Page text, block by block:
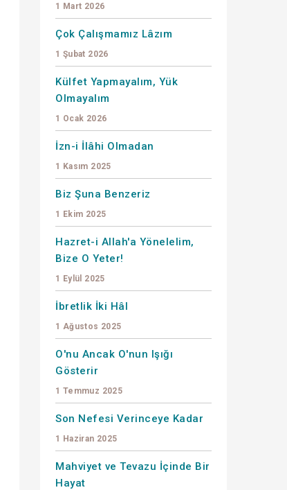
1 Mart 2026
Çok Çalışmamız Lâzım
1 Şubat 2026
Külfet Yapmayalım, Yük
Olmayalım
1 Ocak 2026
İzn-i İlâhi Olmadan
1 Kasım 2025
Biz Şuna Benzeriz
1 Ekim 2025
Hazret-i Allah'a Yönelelim,
Bize O Yeter!
1 Eylül 2025
İbretlik İki Hâl
1 Ağustos 2025
O'nu Ancak O'nun Işığı
Gösterir
1 Temmuz 2025
Son Nefesi Verinceye Kadar
1 Haziran 2025
Mahviyet ve Tevazu İçinde Bir
Hayat